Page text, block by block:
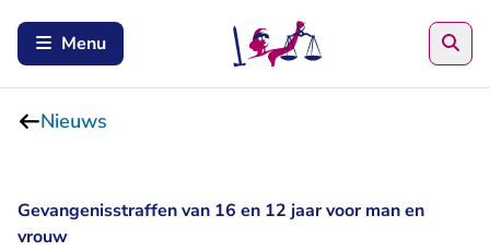
Menu
Nieuws
Gevangenisstraffen van 16 en 12 jaar voor man en
vrouw